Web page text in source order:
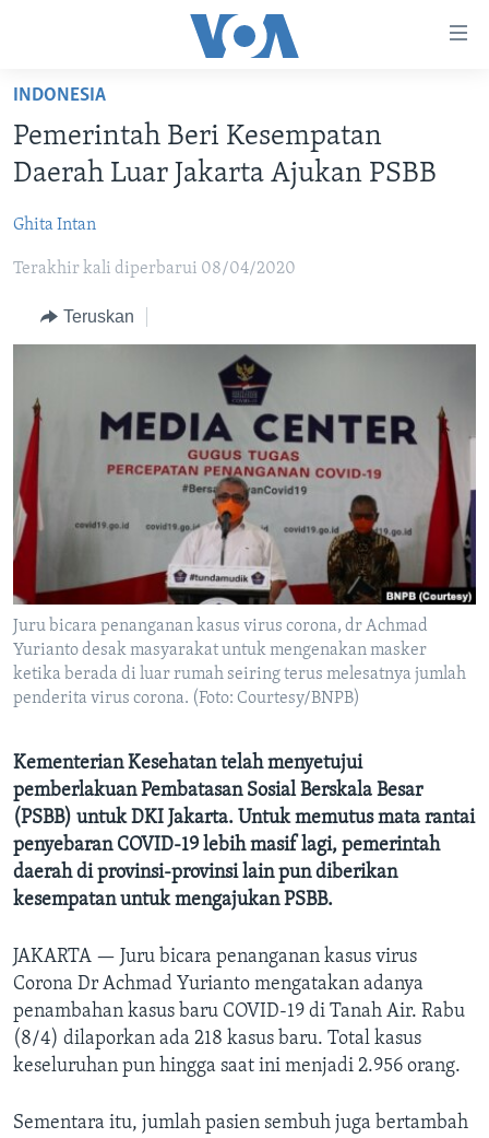
Akses
Lanjut
ke
Konten
Lanjut
ke
Utama
Lanjut
Pencarian
POLYGRAPH
DAFTAR PROGRAM
Learning English
INDONESIA
Pemerintah Beri Kesempatan
Daerah Luar Jakarta Ajukan PSBB
Ghita Intan
Terakhir kali diperbarui 08/04/2020
Teruskan
Juru bicara penanganan kasus virus corona, dr Achmad
Yurianto desak masyarakat untuk mengenakan masker
ketika berada di luar rumah seiring terus melesatnya jumlah
penderita virus corona. (Foto: Courtesy/BNPB)
Kementerian Kesehatan telah menyetujui
pemberlakuan Pembatasan Sosial Berskala Besar
(PSBB) untuk DKI Jakarta. Untuk memutus mata rantai
penyebaran COVID-19 lebih masif lagi, pemerintah
daerah di provinsi-provinsi lain pun diberikan
kesempatan untuk mengajukan PSBB.
JAKARTA — Juru bicara penanganan kasus virus
Corona Dr Achmad Yurianto mengatakan adanya
penambahan kasus baru COVID-19 di Tanah Air. Rabu
(8/4) dilaporkan ada 218 kasus baru. Total kasus
keseluruhan pun hingga saat ini menjadi 2.956 orang.
Sementara itu, jumlah pasien sembuh juga bertambah